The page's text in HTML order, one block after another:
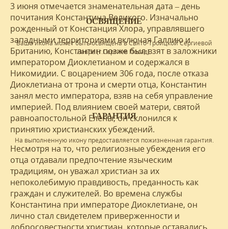
ОСВЯЩЕНИЕ
Ваша икона может быть освящена в Свято-Троицкой Сергиевой
Лавре (г.Сергиев Посад).
ГАРАНТИЯ
На выполненную икону предоставляется пожизненная гарантия.
3 июня отмечается знаменательная дата – день
почитания Константина Великого. Изначально
рожденный от Констанция Хлора, управлявшего
западными территориями включая Галлию и
Британию, Константин позже был взят в заложники
императором Диоклетианом и содержался в
Никомидии. С воцарением 306 года, после отказа
Диоклетиана от трона и смерти отца, Константин
занял место императора, взяв на себя управление
империей. Под влиянием своей матери, святой
равноапостольной Елены, он склонился к
принятию христианских убеждений.
Несмотря на то, что религиозные убеждения его
отца отдавали предпочтение языческим
традициям, он уважал христиан за их
непоколебимую правдивость, преданность как
граждан и служителей. Во времена службы
Константина при императоре Диоклетиане, он
лично стал свидетелем приверженности и